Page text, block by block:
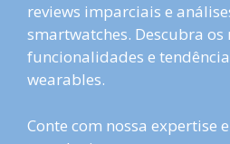
reviews imparciais e
smartwatches. Descubra
funcionalidades e
wearables.
Conte com nossa expertise